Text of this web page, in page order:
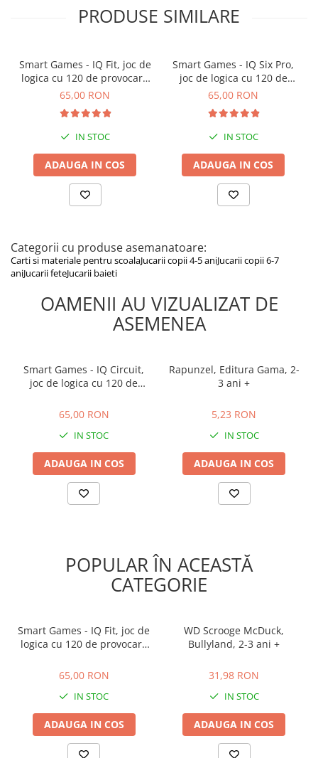
PRODUSE SIMILARE
Smart Games - IQ Fit, joc de
logica cu 120 de provocari,
6+ ani
65,00 RON
IN STOC
ADAUGA IN COS
Smart Games - IQ Six Pro,
joc de logica cu 120 de
provocari, 8+ ani
65,00 RON
IN STOC
ADAUGA IN COS
Categorii cu produse asemanatoare:
Carti si materiale pentru scoalaJucarii copii 4-5 aniJucarii copii 6-7
aniJucarii feteJucarii baieti
OAMENII AU VIZUALIZAT DE
ASEMENEA
Smart Games - IQ Circuit,
joc de logica cu 120 de
65,00 RON
IN STOC
ADAUGA IN COS
Rapunzel, Editura Gama, 2-
3 ani +
5,23 RON
IN STOC
ADAUGA IN COS
POPULAR ÎN ACEASTĂ
CATEGORIE
Smart Games - IQ Fit, joc de
logica cu 120 de provocari,
65,00 RON
IN STOC
ADAUGA IN COS
WD Scrooge McDuck,
Bullyland, 2-3 ani +
31,98 RON
IN STOC
ADAUGA IN COS